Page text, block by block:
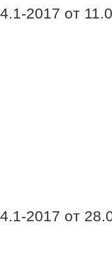
2017 от
2017 от